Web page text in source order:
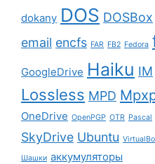
dokany DOS DOSBox
email encfs FAR FB2 Fedora
GoogleDrive Haiku IM
Lossless MPD
OneDrive OpenPGP OTR Pascal
SkyDrive Ubuntu
Шашки аккумуляторы